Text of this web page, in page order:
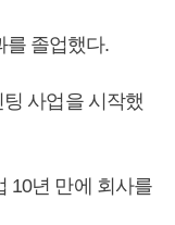
를 졸업했다.
사업을 시작했
10년 만에 회사를